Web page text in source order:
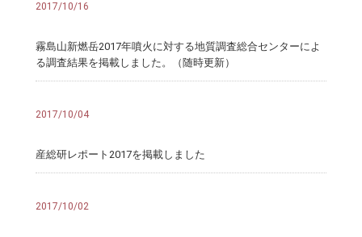
2017/10/16
霧島山新燃岳2017年噴火に対する地質調査総合センターによ
る調査結果を掲載しました。（随時更新）
2017/10/04
産総研レポート2017を掲載しました
2017/10/02